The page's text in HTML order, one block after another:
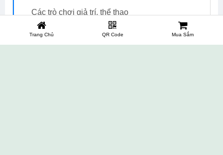
Các trò chơi giả trí, thể thao
Nhạc cụ giá tốt
Đồ cổ, phong thủy, tượng các loại
Trang Chủ QR Code Mua Sắm